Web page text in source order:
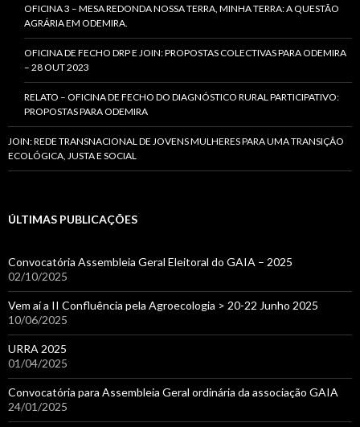
OFICINA 3 – MESA REDONDA NOSSA TERRA, MINHA TERRA: A QUESTÃO
AGRÁRIA EM ODEMIRA.
OFICINA DE FECHO DRP E JOIN: PROPOSTAS COLECTIVAS PARA ODEMIRA
– 28 OUT 2023
RELATO – OFICINA DE FECHO DO DIAGNÓSTICO RURAL PARTICIPATIVO:
PROPOSTAS PARA ODEMIRA
JOIN: REDE TRANSNACIONAL DE JOVENS MULHERES PARA UMA TRANSIÇÃO
ECOLÓGICA, JUSTA E SOCIAL
ÚLTIMAS PUBLICAÇÕES
Convocatória Assembleia Geral Eleitoral do GAIA – 2025
02/10/2025
Vem aí a II Confluência pela Agroecologia > 20-22 Junho 2025
10/06/2025
URRA 2025
01/04/2025
Convocatória para Assembleia Geral ordinária da associação GAIA
24/01/2025